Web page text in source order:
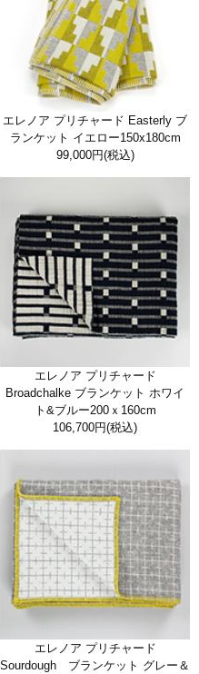
エレノア プリチャード Easterly ブ
ランケット イエロー150x180cm
99,000円(税込)
エレノア プリチャード
Broadchalke ブランケット ホワイ
ト&ブルー200ｘ160cm
106,700円(税込)
エレノア プリチャード
Sourdough ブランケット グレー＆